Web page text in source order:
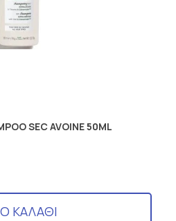
SEC AVOINE 50ML
ΚΑΛΑΘΙ